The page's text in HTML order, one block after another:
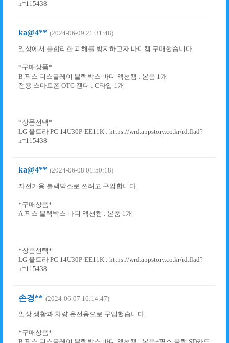
n=115438
ka@4** (2024-06-09 21:31:48)
일상에서 불합리한 피해를 방지하고자 바디캠 구매했습니다.
*구매상품*
B.픽스 디스플레이 블랙박스 바디 액션캠 : 본품 1개
전용 스마트폰 OTG 젠더 : C타입 1개
*상품선택*
LG 울트라 PC 14U30P-EE11K : https://wrd.appstory.co.kr/rd.flad?
n=115438
ka@4** (2024-06-08 01:50:18)
자전거용 블랙박스로 쓰려고 구입합니다.
*구매상품*
A.픽스 블랙박스 바디 액션캠 : 본품 1개
*상품선택*
LG 울트라 PC 14U30P-EE11K : https://wrd.appstory.co.kr/rd.flad?
n=115438
손경** (2024-06-07 16:14:47)
일상 생활과 차량 운전용으로 구입했습니다.
*구매상품*